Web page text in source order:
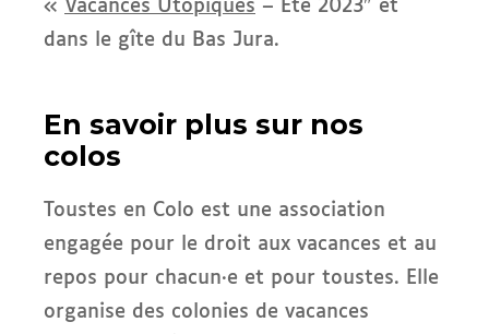
« Vacances Utopiques – Ete 2023″ et
dans le gîte du Bas Jura.
En savoir plus sur nos
colos
Toustes en Colo est une association
engagée pour le droit aux vacances et au
repos pour chacun·e et pour toustes. Elle
organise des colonies de vacances